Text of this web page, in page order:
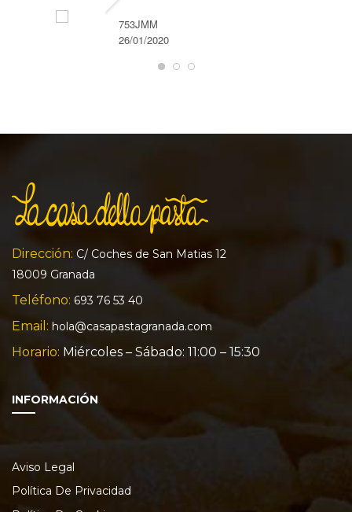
753JMM
26/01/2020
Dirección: C/ Coches de San Matias 12
18009 Granada
Teléfono: 693 76 53 40
Email: hola@casapastagranada.com
Horario: Miércoles – Sábado: 11:00 – 15:30
INFORMACIÓN
Aviso Legal
Política De Privacidad